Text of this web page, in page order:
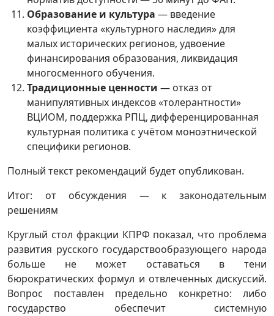
Образование и культура — введение
коэффициента «культурного наследия» для
малых исторических регионов, удвоение
финансирования образования, ликвидация
многосменного обучения.
Традиционные ценности — отказ от
манипулятивных индексов «толерантности»
ВЦИОМ, поддержка РПЦ, дифференцированная
культурная политика с учётом моноэтнической
специфики регионов.
Полный текст рекомендаций будет опубликован.
Итог: от обсуждения — к законодательным
решениям
Круглый стол фракции КПРФ показал, что проблема
развития русского государствообразующего народа
больше не может оставаться в тени
бюрократических формул и отвлеченных дискуссий.
Вопрос поставлен предельно конкретно: либо
государство обеспечит системную